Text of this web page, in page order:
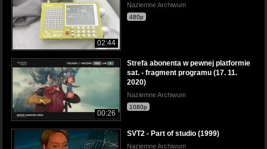
02:44
Naziemne Archiwum
480p
00:26
Strefa abonenta w pewnej platformie
sat. - fragment programu (17. 11.
2020)
Naziemne Archiwum
1080p
SVT2 - Part of studio (1999)
Naziemne Archiwum